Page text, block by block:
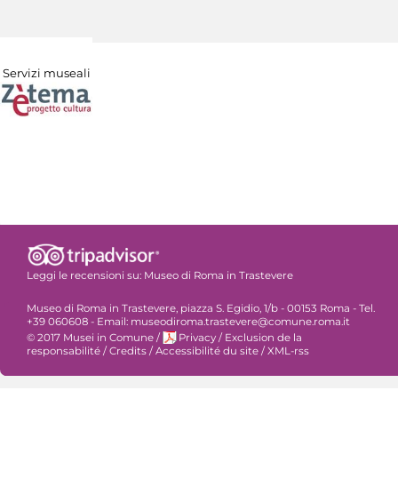
Servizi museali
Leggi le recensioni su: Museo di Roma in Trastevere
Museo di Roma in Trastevere, piazza S. Egidio, 1/b - 00153 Roma - Tel.
+39 060608 - Email: museodiroma.trastevere@comune.roma.it
© 2017 Musei in Comune / Privacy / Exclusion de la
responsabilité / Credits / Accessibilité du site / XML-rss